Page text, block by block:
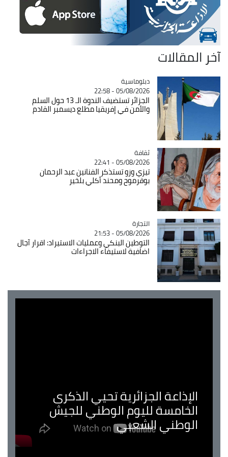
آخر المقالات
Catégorie
دبلوماسية
05/08/2026 - 22:58
الجزائر تستضيف الندوة الـ 13 حول السلم
والأمن في إفريقيا مطلع ديسمبر القادم
Catégorie
ثقافة
05/08/2026 - 22:41
تيزي وزو تستذكر الفنانين عبد الرحمان
بوقرموح ومحند أكلي بلخير
Catégorie
التجارة
05/08/2026 - 21:53
التوطين البنكي وعمليات الاستيراد: اقرار آجال
اضافية لاستيفاء الاجراءات
الإذاعة الجزائرية تحيي الذكرى
الخامسة لليوم الوطني للجيش
الوطني الشعبي